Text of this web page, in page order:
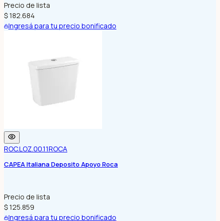
Precio de lista
$ 182.684
Ingresá para tu precio bonificado
ROC.LOZ.00.11ROCA
CAPEA Italiana Deposito Apoyo Roca
Precio de lista
$ 125.859
Ingresá para tu precio bonificado